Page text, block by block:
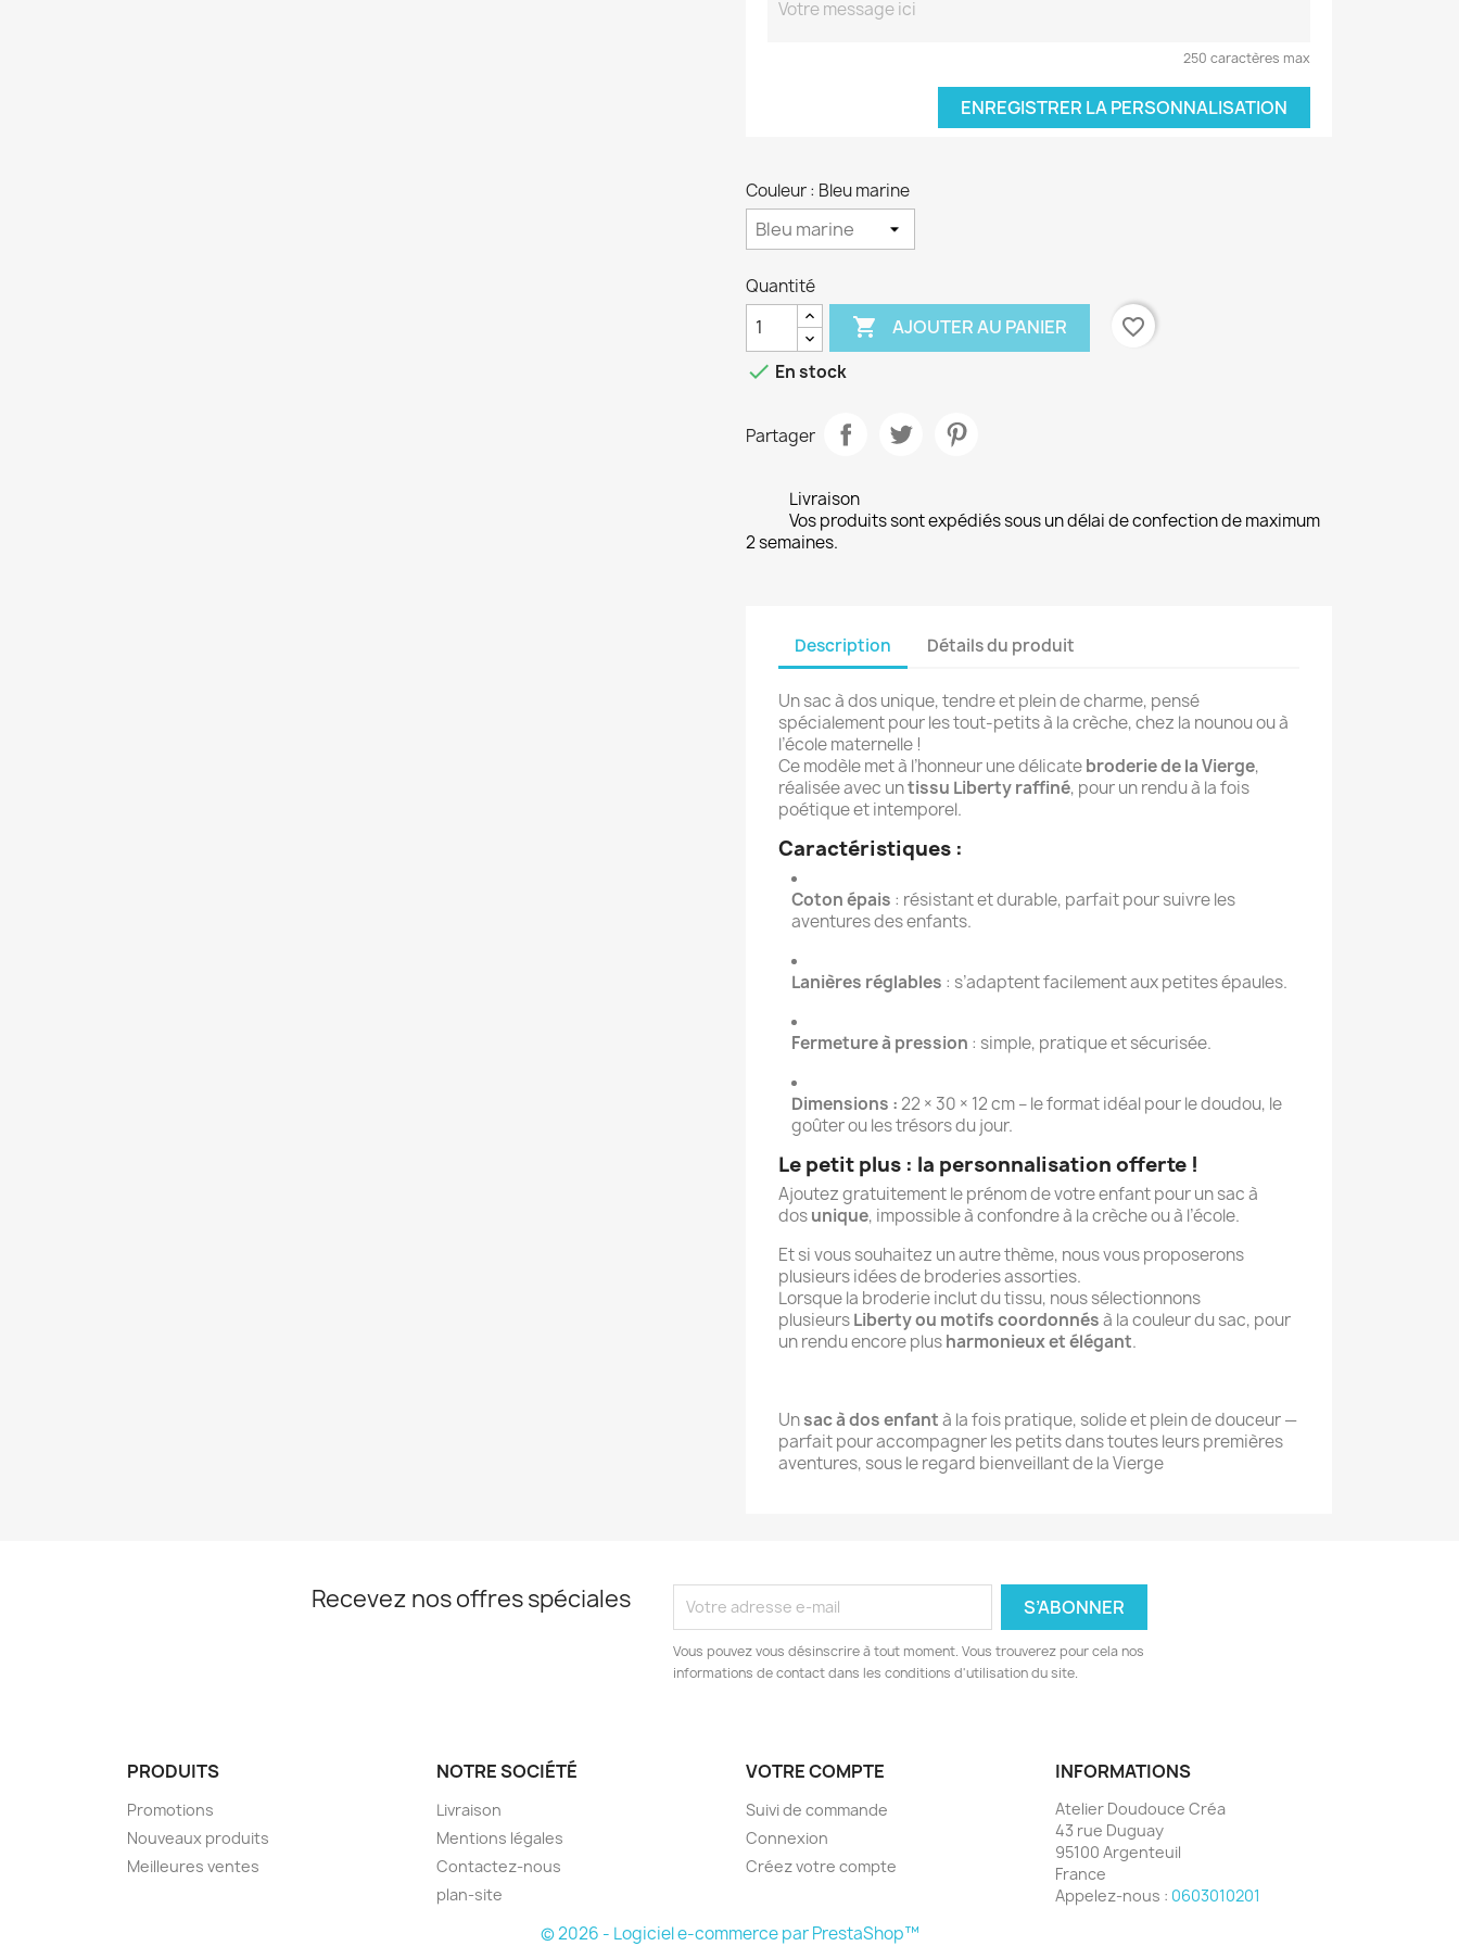
250 caractères max
ENREGISTRER LA PERSONNALISATION
Couleur : Bleu marine
Quantité
 AJOUTER AU PANIER
favorite_border
 En stock
Partager
Livraison
Vos produits sont expédiés sous un délai de confection de maximum
2 semaines.
Description Détails du produit
Un sac à dos unique, tendre et plein de charme, pensé
spécialement pour les tout-petits à la crèche, chez la nounou ou à
l’école maternelle !
Ce modèle met à l’honneur une délicatebroderie de la Vierge,
réalisée avec untissu Liberty raffiné, pour un rendu à la fois
poétique et intemporel.
Caractéristiques :
Coton épais : résistant et durable, parfait pour suivre les
aventures des enfants.
Lanières réglables : s’adaptent facilement aux petites épaules.
Fermeture à pression : simple, pratique et sécurisée.
Dimensions :22 × 30 × 12 cm – le format idéal pour le doudou, le
goûter ou les trésors du jour.
Le petit plus : la personnalisation offerte !
Ajoutez gratuitement le prénom de votre enfant pour un sac à
dosunique, impossible à confondre à la crèche ou à l’école.
Et si vous souhaitez un autre thème, nous vous proposerons
plusieurs idées de broderies assorties.
Lorsque la broderie inclut du tissu, nous sélectionnons
plusieursLiberty ou motifs coordonnésà la couleur du sac, pour
un rendu encore plusharmonieux et élégant.
Unsac à dos enfantà la fois pratique, solide et plein de douceur —
parfait pour accompagner les petits dans toutes leurs premières
aventures, sous le regard bienveillant de la Vierge
Recevez nos offres spéciales
Vous pouvez vous désinscrire à tout moment. Vous trouverez pour cela nos
informations de contact dans les conditions d'utilisation du site.
PRODUITS
Promotions
Nouveaux produits
Meilleures ventes
NOTRE SOCIÉTÉ
Livraison
Mentions légales
Contactez-nous
plan-site
VOTRE COMPTE
Suivi de commande
Connexion
Créez votre compte
INFORMATIONS
Atelier Doudouce Créa
43 rue Duguay
95100 Argenteuil
France
Appelez-nous : 0603010201
© 2026 - Logiciel e-commerce par PrestaShop™